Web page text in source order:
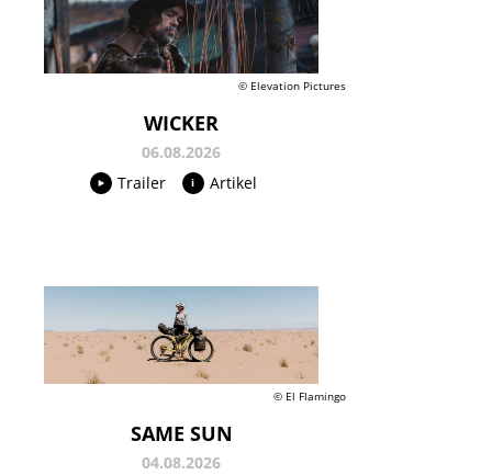
© Elevation Pictures
WICKER
06.08.2026
Trailer
Artikel
© El Flamingo
SAME SUN
04.08.2026